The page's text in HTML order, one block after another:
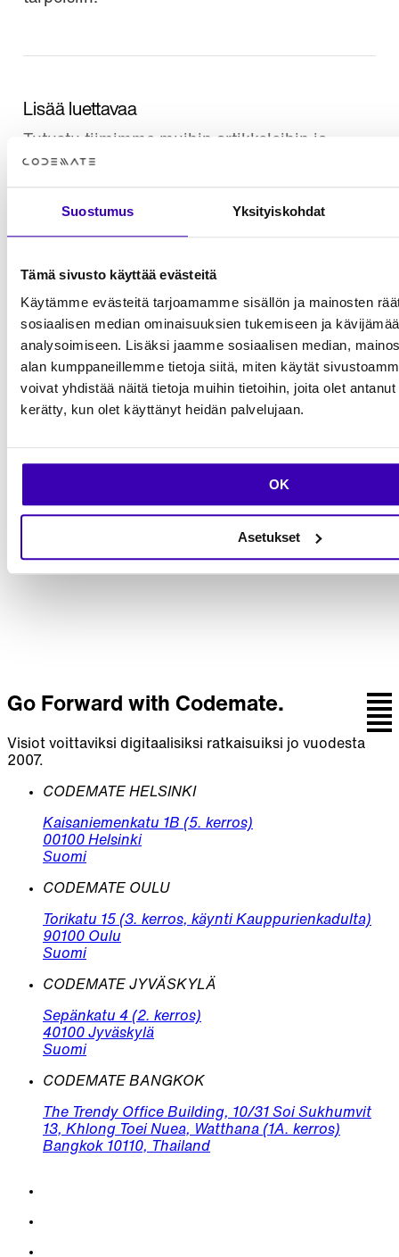
Suostumus Yksityiskohdat
Tämä sivusto käyttää evästeitä
Käytämme evästeitä tarjoamamme sisällön ja mainosten
sosiaalisen median ominaisuuksien tukemiseen ja
analysoimiseen. Lisäksi jaamme sosiaalisen median,
alan kumppaneillemme tietoja siitä, miten käytät
voivat yhdistää näitä tietoja muihin tietoihin, joita olet
kerätty, kun olet käyttänyt heidän palvelujaan.
OK
Asetukset
Lisää luettavaa
Tutustu tiimimme muihin artikkeleihin ja
näkemyksiin
Näytä kaikki artikkelit
YHTEYS
Rakennetaan
seuraava askel
yhdessä.
Keskustele tiimin kanssa, joka yhdistää strategian,
suunnittelun, koodin ja jatkuvan kehityksen.
Go Forward with Codemate.
Visiot voittaviksi digitaalisiksi ratkaisuiksi jo vuodesta
2007.
CODEMATE HELSINKI
Kaisaniemenkatu 1B (5. kerros)
00100 Helsinki
Suomi
CODEMATE OULU
Torikatu 15 (3. kerros, käynti Kauppurienkadulta)
90100 Oulu
Suomi
CODEMATE JYVÄSKYLÄ
Sepänkatu 4 (2. kerros)
40100 Jyväskylä
Suomi
CODEMATE BANGKOK
The Trendy Office Building, 10/31 Soi Sukhumvit
13, Khlong Toei Nuea, Watthana (1A. kerros)
Bangkok 10110, Thailand